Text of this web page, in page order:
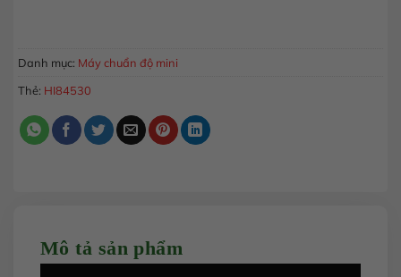
Danh mục: Máy chuẩn độ mini
Thẻ: HI84530
Mô tả sản phẩm